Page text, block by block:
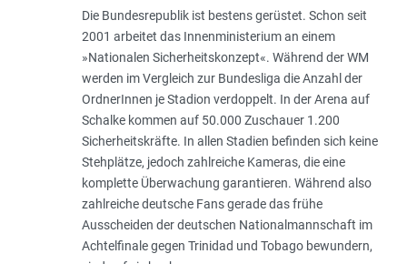
Die Bundesrepublik ist bestens gerüstet. Schon seit
2001 arbeitet das Innenministerium an einem
»Nationalen Sicherheitskonzept«. Während der WM
werden im Vergleich zur Bundesliga die Anzahl der
OrdnerInnen je Stadion verdoppelt. In der Arena auf
Schalke kommen auf 50.000 Zuschauer 1.200
Sicherheitskräfte. In allen Stadien befinden sich keine
Stehplätze, jedoch zahlreiche Kameras, die eine
komplette Überwachung garantieren. Während also
zahlreiche deutsche Fans gerade das frühe
Ausscheiden der deutschen Nationalmannschaft im
Achtelfinale gegen Trinidad und Tobago bewundern,